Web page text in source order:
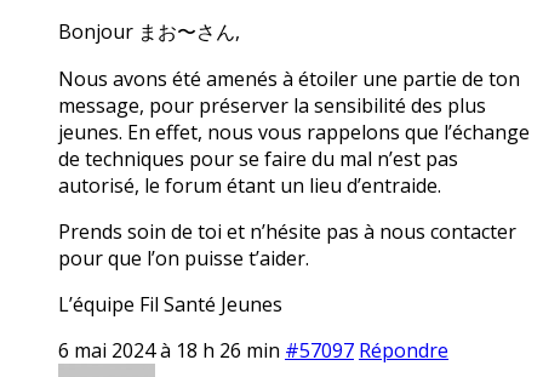
Bonjour まお〜さん,
Nous avons été amenés à étoiler une partie de ton
message, pour préserver la sensibilité des plus
jeunes. En effet, nous vous rappelons que l’échange
de techniques pour se faire du mal n’est pas
autorisé, le forum étant un lieu d’entraide.
Prends soin de toi et n’hésite pas à nous contacter
pour que l’on puisse t’aider.
L’équipe Fil Santé Jeunes
6 mai 2024 à 18 h 26 min #57097 Répondre